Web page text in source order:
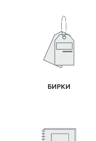
БИРКИ